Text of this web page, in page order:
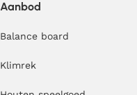
Aanbod
Balance board
Klimrek